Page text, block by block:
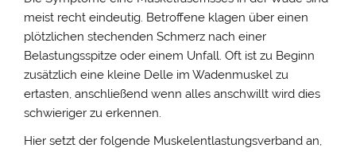
meist recht eindeutig. Betroffene klagen über einen
plötzlichen stechenden Schmerz nach einer
Belastungsspitze oder einem Unfall. Oft ist zu Beginn
zusätzlich eine kleine Delle im Wadenmuskel zu
ertasten, anschließend wenn alles anschwillt wird dies
schwieriger zu erkennen.
Hier setzt der folgende Muskelentlastungsverband an,